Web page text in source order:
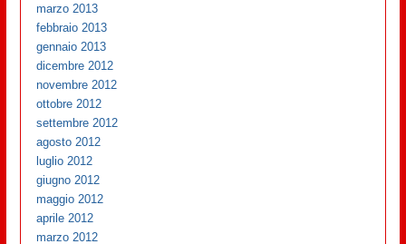
marzo 2013
febbraio 2013
gennaio 2013
dicembre 2012
novembre 2012
ottobre 2012
settembre 2012
agosto 2012
luglio 2012
giugno 2012
maggio 2012
aprile 2012
marzo 2012